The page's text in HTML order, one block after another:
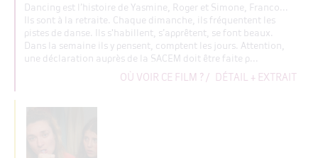
Dancing est l’histoire de Yasmine, Roger et Simone, Franco...
Ils sont à la retraite. Chaque dimanche, ils fréquentent les
pistes de danse. Ils s'habillent, s’apprêtent, se font beaux.
Dans la semaine ils y pensent, comptent les jours. Attention,
une déclaration auprès de la SACEM doit être faite p...
OÙ VOIR CE FILM ? / DÉTAIL + EXTRAIT